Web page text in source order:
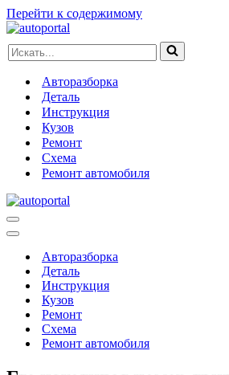
Перейти к содержимому
Искать...
Авторазборка
Деталь
Инструкция
Кузов
Ремонт
Схема
Ремонт автомобиля
Меню
навигации
Меню
навигацииАвторазборка
Деталь
Инструкция
Кузов
Ремонт
Схема
Ремонт автомобиля